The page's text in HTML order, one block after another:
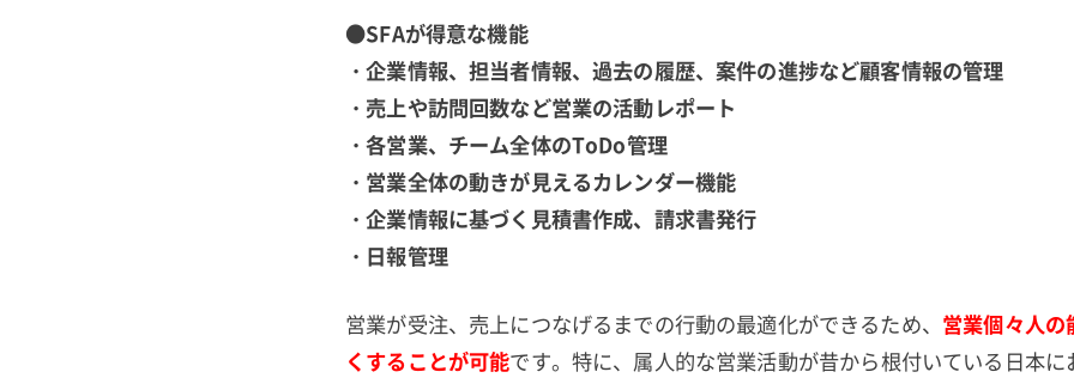
●SFAが得意な機能
・企業情報、担当者情報、過去の履歴、案件の進捗など顧客情報の管理
・売上や訪問回数など営業の活動レポート
・各営業、チーム全体のToDo管理
・営業全体の動きが見えるカレンダー機能
・企業情報に基づく見積書作成、請求書発行
・日報管理
営業が受注、売上につなげるまでの行動の最適化ができるため、 営業個々人
くすることが可能です。特に、属人的な営業活動が昔から根付いている日本